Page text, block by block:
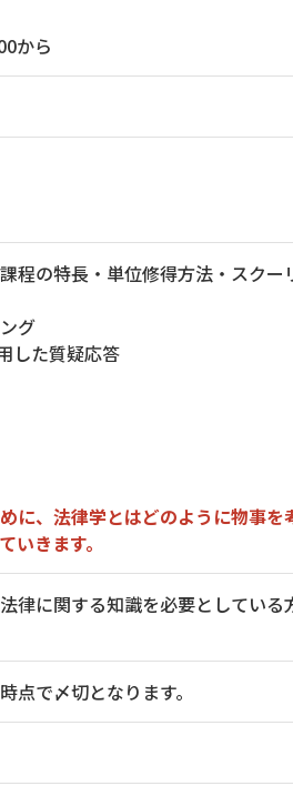
から
の特長・単位修得方法・スクー
グ
た質疑応答
に、法律学とはどのように物事
いきます。
律に関する知識を必要としてい
点で〆切となります。